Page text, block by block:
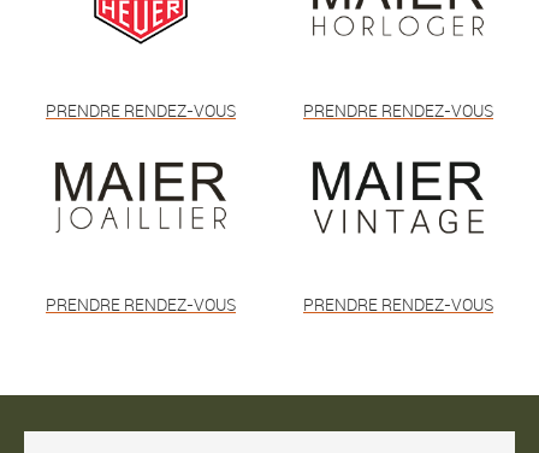
PRENDRE RENDEZ-VOUS PRENDRE RENDEZ-VOUS
PRENDRE RENDEZ-VOUS PRENDRE RENDEZ-VOUS